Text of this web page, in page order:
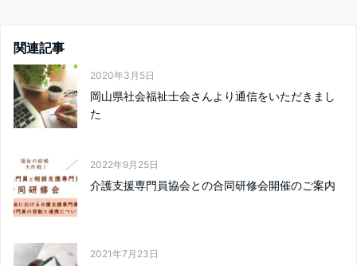
関連記事
2020年3月5日
岡山県社会福祉士会さんより通信をいただきまし
た
2022年9月25日
介護支援専門員協会との合同研修会開催のご案内
2021年7月23日